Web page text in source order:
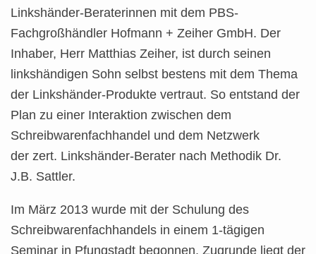
Linkshänder-Beraterinnen mit dem PBS-
Fachgroßhändler Hofmann + Zeiher GmbH. Der
Inhaber, Herr Matthias Zeiher, ist durch seinen
linkshändigen Sohn selbst bestens mit dem Thema
der Linkshänder-Produkte vertraut. So entstand der
Plan zu einer Interaktion zwischen dem
Schreibwarenfachhandel und dem Netzwerk
der zert. Linkshänder-Berater nach Methodik Dr.
J.B. Sattler.
Im März 2013 wurde mit der Schulung des
Schreibwarenfachhandels in einem 1-tägigen
Seminar in Pfungstadt begonnen. Zugrunde liegt der